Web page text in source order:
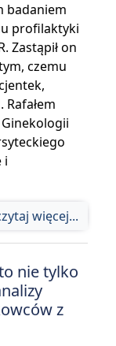
badaniem
profilaktyki
Zastąpił on
czemu
i
więcej...
nie tylko
z